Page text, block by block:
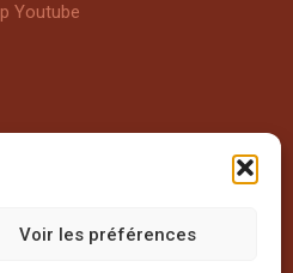
Voir les préférences
Youtube